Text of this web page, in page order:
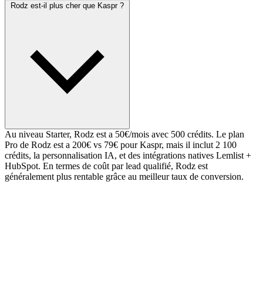
Rodz est-il plus cher que Kaspr ?
Au niveau Starter, Rodz est a 50€/mois avec 500 crédits. Le plan
Pro de Rodz est a 200€ vs 79€ pour Kaspr, mais il inclut 2 100
crédits, la personnalisation IA, et des intégrations natives Lemlist +
HubSpot. En termes de coût par lead qualifié, Rodz est
généralement plus rentable grâce au meilleur taux de conversion.